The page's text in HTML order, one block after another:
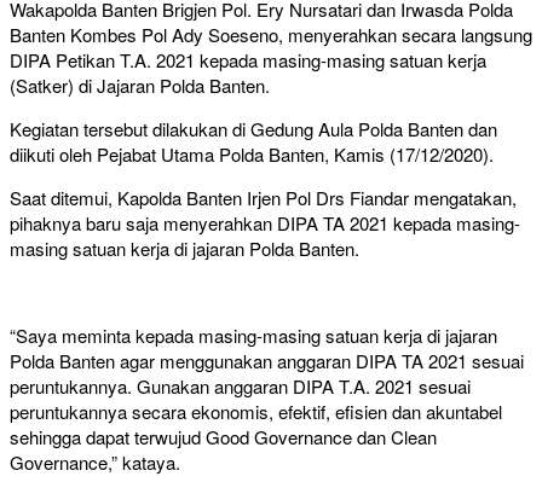
Wakapolda Banten Brigjen Pol. Ery Nursatari dan Irwasda Polda
Banten Kombes Pol Ady Soeseno, menyerahkan secara langsung
DIPA Petikan T.A. 2021 kepada masing-masing satuan kerja
(Satker) di Jajaran Polda Banten.
Kegiatan tersebut dilakukan di Gedung Aula Polda Banten dan
diikuti oleh Pejabat Utama Polda Banten, Kamis (17/12/2020).
Saat ditemui, Kapolda Banten Irjen Pol Drs Fiandar mengatakan,
pihaknya baru saja menyerahkan DIPA TA 2021 kepada masing-
masing satuan kerja di jajaran Polda Banten.
“Saya meminta kepada masing-masing satuan kerja di jajaran
Polda Banten agar menggunakan anggaran DIPA TA 2021 sesuai
peruntukannya. Gunakan anggaran DIPA T.A. 2021 sesuai
peruntukannya secara ekonomis, efektif, efisien dan akuntabel
sehingga dapat terwujud Good Governance dan Clean
Governance,” kataya.